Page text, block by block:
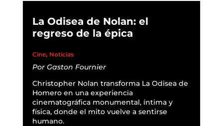
La Odisea de Nolan: el
regreso de la épica
Cine, Noticias
Por Gaston Fournier
Christopher Nolan transforma La Odisea de
Homero en una experiencia
cinematográfica monumental, íntima y
física, donde el mito vuelve a sentirse
humano.